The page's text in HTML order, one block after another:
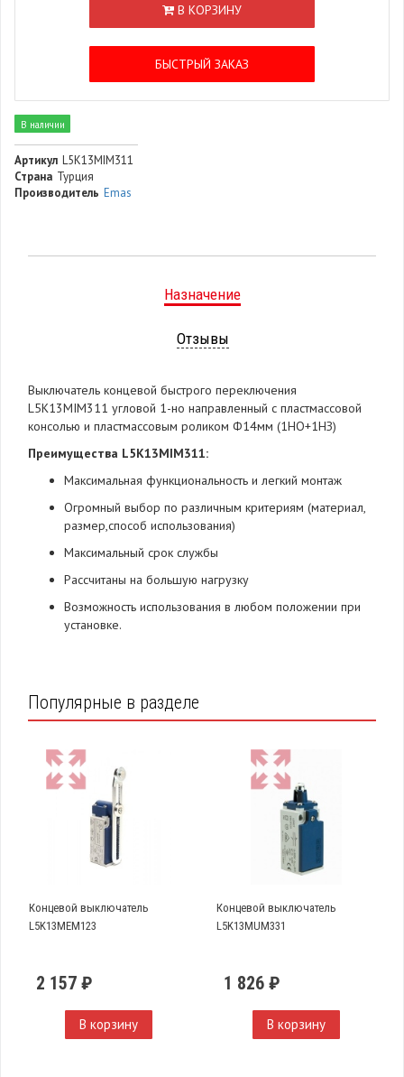
В КОРЗИНУ
БЫСТРЫЙ ЗАКАЗ
В наличии
Артикул L5K13MIM311
Страна Турция
Производитель Emas
Назначение
Отзывы
Выключатель концевой быстрого переключения
L5K13MIM311 угловой 1-но направленный с пластмассовой
консолью и пластмассовым роликом Ф14мм (1НО+1НЗ)
Преимущества L5K13MIM311:
Максимальная функциональность и легкий монтаж
Огромный выбор по различным критериям (материал,
размер,способ использования)
Максимальный срок службы
Рассчитаны на большую нагрузку
Возможность использования в любом положении при
установке.
Популярные в разделе
Концевой выключатель
L5K13MEM123
2 157 ₽
В корзину
Концевой выключатель
L5K13MUM331
1 826 ₽
В корзину